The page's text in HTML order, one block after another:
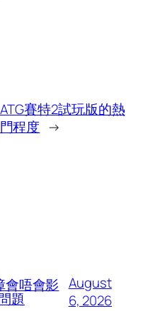
ATG賽特2試玩版的熱
門程度 →
會唔會影
題
August
6, 2026